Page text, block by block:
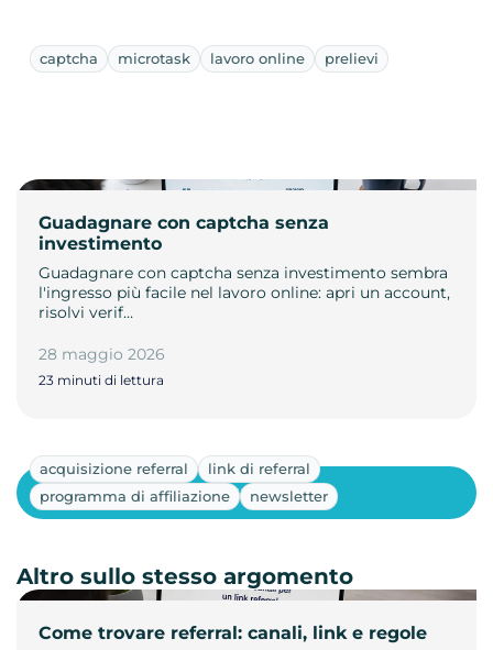
captcha microtask lavoro online prelievi
Guadagnare con captcha senza
investimento
Guadagnare con captcha senza investimento sembra
l'ingresso più facile nel lavoro online: apri un account,
risolvi verif…
28 maggio 2026
23 minuti di lettura
acquisizione referral
link di referral
programma di affiliazione
newsletter
Come trovare referral: canali, link e regole
Mostra altri
Altro sullo stesso argomento